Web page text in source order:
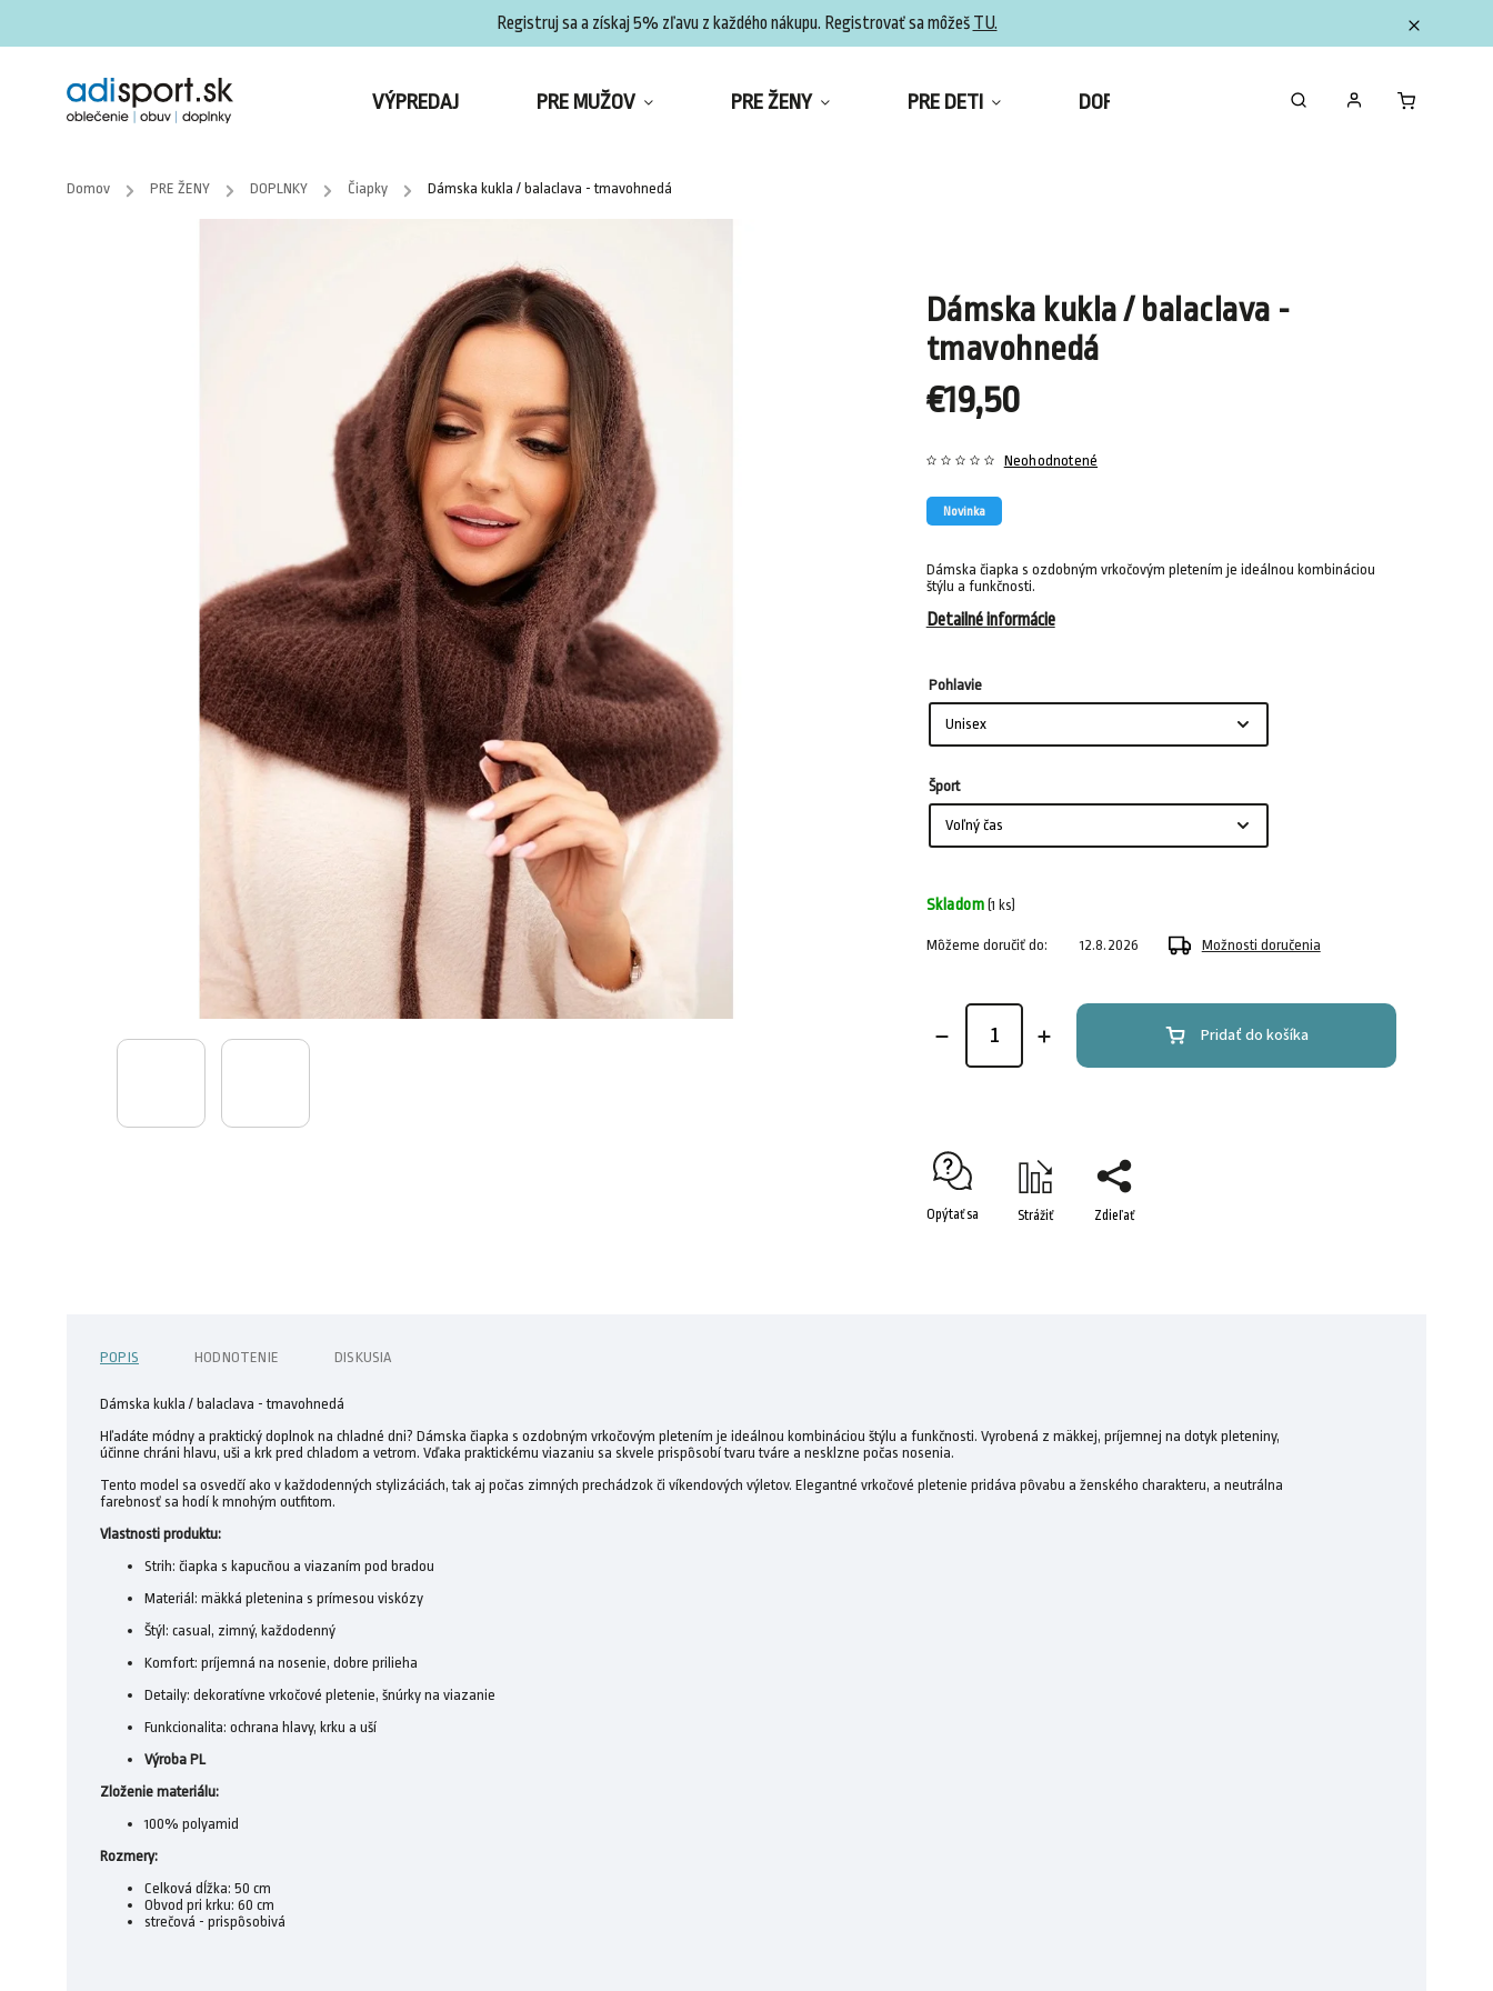
Registruj sa a získaj 5% zľavu z každého nákupu. Registrovať sa môžeš TU.
VÝPREDAJ PRE MUŽOV PRE ŽENY PRE DETI DOPLNKY ZBERATEĽSKÉ FIGURKY
Domov / PRE ŽENY / DOPLNKY / Čiapky / Dámska kukla / balaclava - tmavohnedá
Dámska kukla / balaclava -
tmavohnedá
€19,50
Novinka
Neohodnotené
Dámska čiapka s ozdobným vrkočovým pletením je ideálnou kombináciou
štýlu a funkčnosti.
Detailné informácie
Pohlavie
Šport
Skladom (1 ks)
Môžeme doručiť do: 12.8.2026 Možnosti doručenia
Pridať do košíka
Opýtať sa Strážiť Zdieľať
POPIS HODNOTENIE DISKUSIA
Dámska kukla / balaclava - tmavohnedá
Hľadáte módny a praktický doplnok na chladné dni? Dámska čiapka s ozdobným vrkočovým pletením je ideálnou kombináciou štýlu a funkčnosti. Vyrobená z mäkkej, príjemnej na dotyk pleteniny,
účinne chráni hlavu, uši a krk pred chladom a vetrom. Vďaka praktickému viazaniu sa skvele prispôsobí tvaru tváre a nesklzne počas nosenia.
Tento model sa osvedčí ako v každodenných stylizáciách, tak aj počas zimných prechádzok či víkendových výletov. Elegantné vrkočové pletenie pridáva pôvabu a ženského charakteru, a neutrálna
farebnosť sa hodí k mnohým outfitom.
Vlastnosti produktu:
Strih: čiapka s kapucňou a viazaním pod bradou
Materiál: mäkká pletenina s prímesou viskózy
Štýl: casual, zimný, každodenný
Komfort: príjemná na nosenie, dobre prilieha
Detaily: dekoratívne vrkočové pletenie, šnúrky na viazanie
Funkcionalita: ochrana hlavy, krku a uší
Výroba PL
Zloženie materiálu:
100% polyamid
Rozmery:
Celková dĺžka: 50 cm
Obvod pri krku: 60 cm
strečová - prispôsobivá